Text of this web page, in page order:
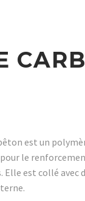
est un
le
Elle est collé